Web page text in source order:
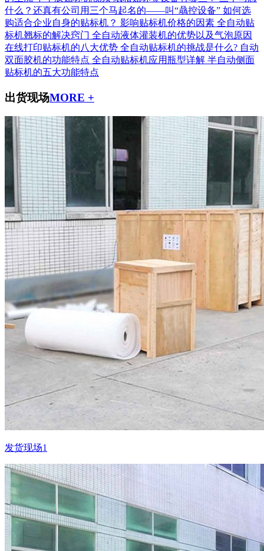
什么？还真有公司用三个马起名的——叫“骉控设备” 如何选
购适合企业自身的贴标机？ 影响贴标机价格的因素 全自动贴
标机翘标的解决窍门 全自动液体灌装机的优势以及气泡原因
在线打印贴标机的八大优势 全自动贴标机的挑战是什么? 自动
双面胶机的功能特点 全自动贴标机应用瓶型详解 半自动侧面
贴标机的五大功能特点
出货现场MORE +
发货现场1